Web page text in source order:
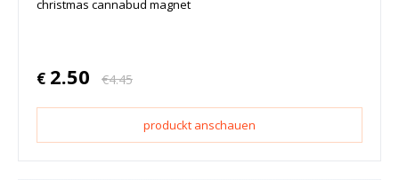
christmas cannabud magnet
€ 2.50 €4.45
produckt anschauen